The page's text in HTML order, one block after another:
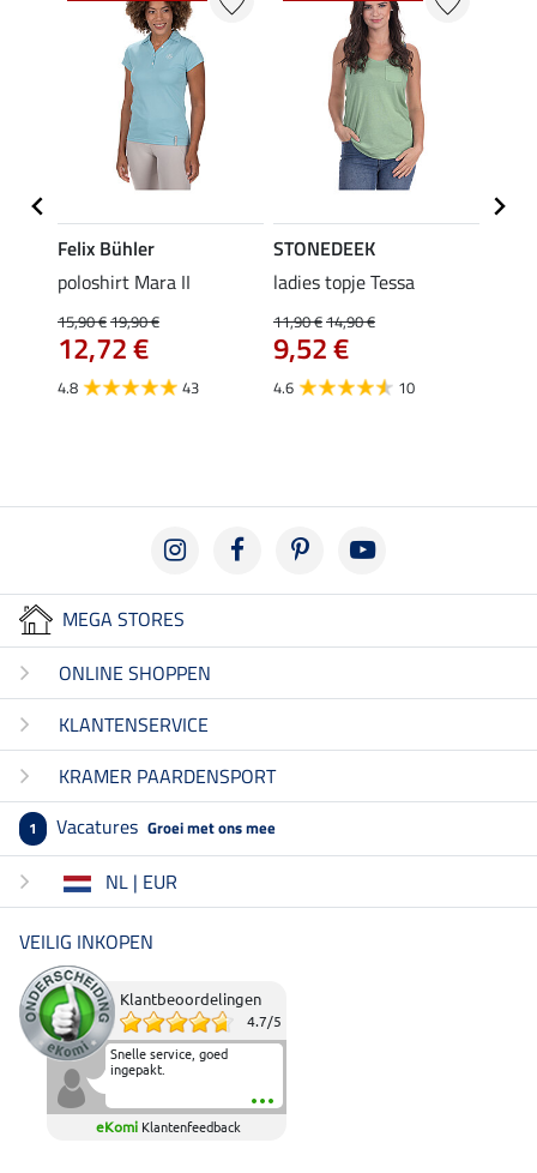
Felix Bühler
poloshirt Mara II
15,90 €19,90 €
12,72 €
4.8 43
STONEDEEK
ladies topje Tessa
11,90 €14,90 €
9,52 €
4.6 10
MEGA STORES
ONLINE SHOPPEN
KLANTENSERVICE
KRAMER PAARDENSPORT
1 Vacatures Groei met ons mee
NL | EUR
VEILIG INKOPEN
Klantbeoordelingen
4.7/5
Snelle service, goed
ingepakt.
eKomi Klantenfeedback